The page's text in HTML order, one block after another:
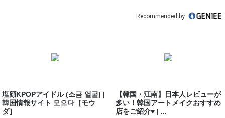
Recommended by
塩顔KPOPアイドル (소금 얼굴) |
韓国情報サイト 모으다［モウ
ダ］
【韓国・江南】日本人レビューが
多い！韓国アートメイクおすすめ
店をご紹介♥ | ...